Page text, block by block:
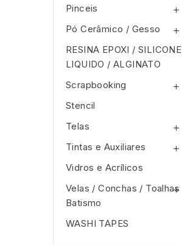
Pinceis 
Pó Cerâmico / Gesso 
RESINA EPOXI / SILICONE
LIQUIDO / ALGINATO
Scrapbooking

Stencil
Telas

Tintas e Auxiliares 
Vidros e Acrí­licos
Velas / Conchas / Toalhas
Batismo

WASHI TAPES